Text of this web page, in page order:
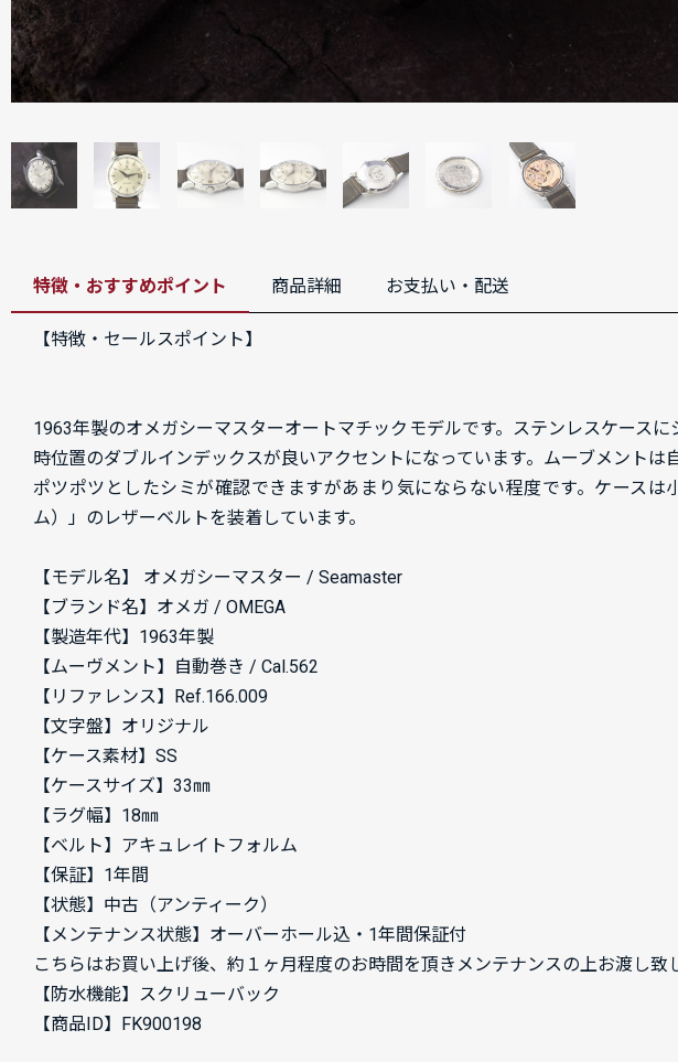
特徴・おすすめポイント 商品詳細 お支払い・配送
【特徴・セールスポイント】
1963年製のオメガシーマスターオートマチックモデルです。ステンレスケース
時位置のダブルインデックスが良いアクセントになっています。ムーブメント
ポツポツとしたシミが確認できますがあまり気にならない程度です。ケース
ム）」のレザーベルトを装着しています。
【モデル名】 オメガシーマスター / Seamaster
【ブランド名】オメガ / OMEGA
【製造年代】1963年製
【ムーヴメント】自動巻き / Cal.562
【リファレンス】Ref.166.009
【文字盤】オリジナル
【ケース素材】SS
【ケースサイズ】33㎜
【ラグ幅】18㎜
【ベルト】アキュレイトフォルム
【保証】1年間
【状態】中古（アンティーク）
【メンテナンス状態】オーバーホール込・1年間保証付
こちらはお買い上げ後、約１ヶ月程度のお時間を頂きメンテナンスの上お渡し致
【防水機能】スクリューバック
【商品ID】FK900198